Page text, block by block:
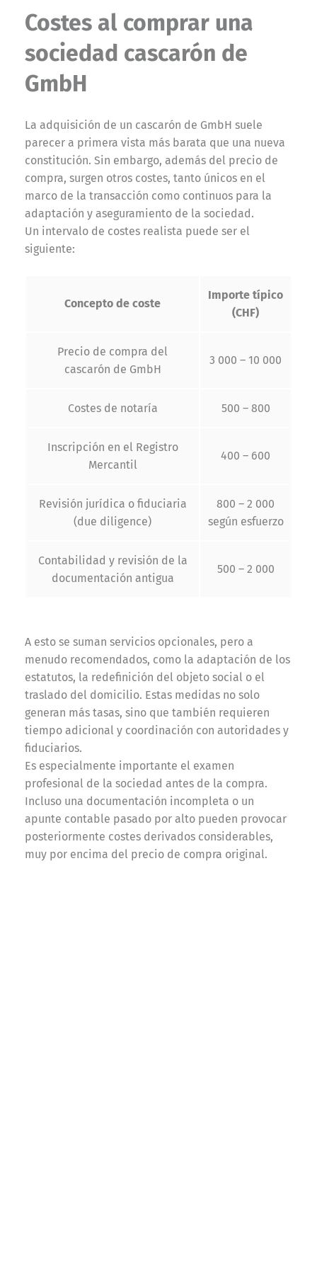
Costes al comprar una
sociedad cascarón de
GmbH
La adquisición de un cascarón de GmbH suele
parecer a primera vista más barata que una nueva
constitución. Sin embargo, además del precio de
compra, surgen otros costes, tanto únicos en el
marco de la transacción como continuos para la
adaptación y aseguramiento de la sociedad.
Un intervalo de costes realista puede ser el
siguiente:
Concepto de coste
Importe típico
(CHF)
Precio de compra del
cascarón de GmbH
3 000 – 10 000
Costes de notaría 500 – 800
Inscripción en el Registro
Mercantil
400 – 600
Revisión jurídica o fiduciaria
(due diligence)
800 – 2 000
según esfuerzo
Contabilidad y revisión de la
documentación antigua
500 – 2 000
A esto se suman servicios opcionales, pero a
menudo recomendados, como la adaptación de los
estatutos, la redefinición del objeto social o el
traslado del domicilio. Estas medidas no solo
generan más tasas, sino que también requieren
tiempo adicional y coordinación con autoridades y
fiduciarios.
Es especialmente importante el examen
profesional de la sociedad antes de la compra.
Incluso una documentación incompleta o un
apunte contable pasado por alto pueden provocar
posteriormente costes derivados considerables,
muy por encima del precio de compra original.